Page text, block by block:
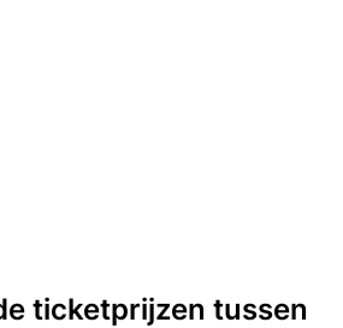
ticketprijzen tussen